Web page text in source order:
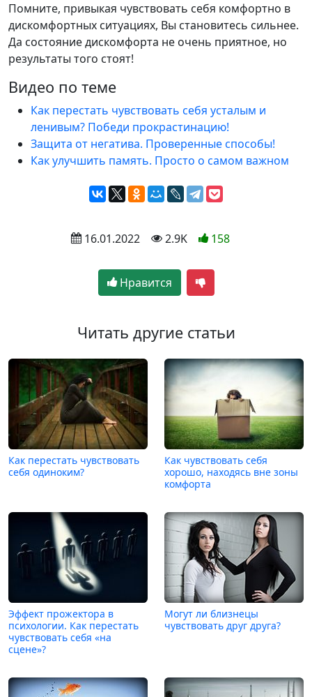
Помните, привыкая чувствовать себя комфортно в
дискомфортных ситуациях, Вы становитесь сильнее.
Да состояние дискомфорта не очень приятное, но
результаты того стоят!
Видео по теме
Как перестать чувствовать себя усталым и
ленивым? Победи прокрастинацию!
Защита от негатива. Проверенные способы!
Как улучшить память. Просто о самом важном
16.01.2022 2.9K 158
Нравится
Читать другие статьи
Как перестать чувствовать
себя одиноким?
Как чувствовать себя
хорошо, находясь вне зоны
комфорта
Эффект прожектора в
психологии. Как перестать
чувствовать себя «на
сцене»?
Могут ли близнецы
чувствовать друг друга?